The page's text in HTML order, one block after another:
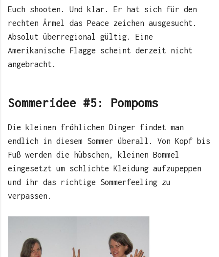
Euch shooten. Und klar. Er hat sich für den
rechten Ärmel das Peace zeichen ausgesucht.
Absolut überregional gültig. Eine
Amerikanische Flagge scheint derzeit nicht
angebracht.
Sommeridee #5: Pompoms
Die kleinen fröhlichen Dinger findet man
endlich in diesem Sommer überall. Von Kopf bis
Fuß werden die hübschen, kleinen Bommel
eingesetzt um schlichte Kleidung aufzupeppen
und ihr das richtige Sommerfeeling zu
verpassen.